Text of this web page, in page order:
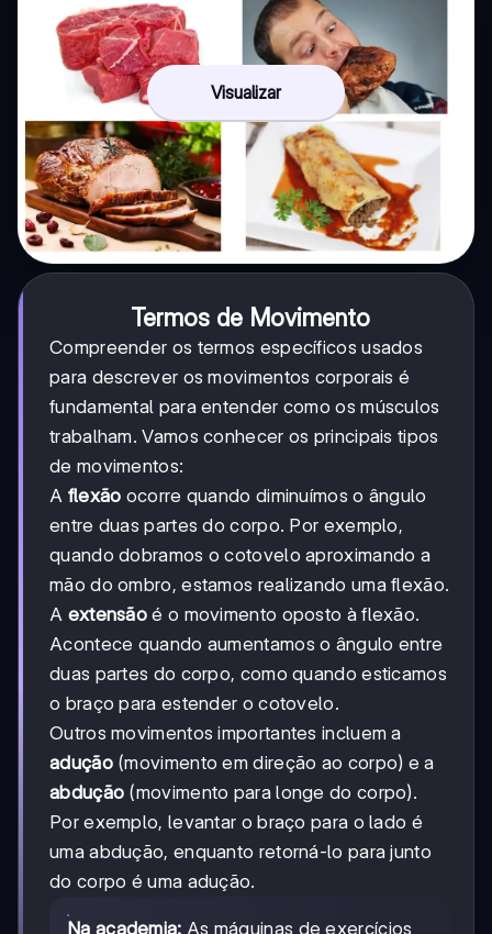
Visualizar
Termos de Movimento
Compreender os termos específicos usados
para descrever os movimentos corporais é
fundamental para entender como os músculos
trabalham. Vamos conhecer os principais tipos
de movimentos:
A flexão ocorre quando diminuímos o ângulo
entre duas partes do corpo. Por exemplo,
quando dobramos o cotovelo aproximando a
mão do ombro, estamos realizando uma flexão.
A extensão é o movimento oposto à flexão.
Acontece quando aumentamos o ângulo entre
duas partes do corpo, como quando esticamos
o braço para estender o cotovelo.
Outros movimentos importantes incluem a
adução(movimento em direção ao corpo) e a
abdução (movimento para longe do corpo).
Por exemplo, levantar o braço para o lado é
uma abdução, enquanto retorná-lo para junto
do corpo é uma adução.
Na academia: As máquinas de exercícios